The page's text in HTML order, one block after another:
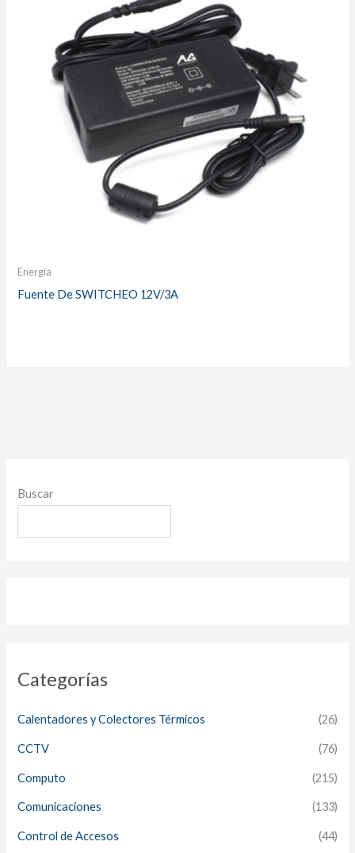
Buscar
Categorías
Calentadores y Colectores Térmicos (26)
CCTV (76)
Computo (215)
Comunicaciones (133)
Control de Accesos (44)
Energía
Fuente De SWITCHEO 12V/3A